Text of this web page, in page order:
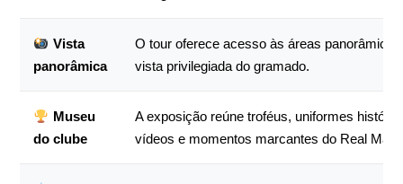
Vista
panorâmica
O tour oferece acesso às áreas
vista privilegiada do gramado.
Museu
do clube
A exposição reúne troféus, uniformes
vídeos e momentos marcantes do Real